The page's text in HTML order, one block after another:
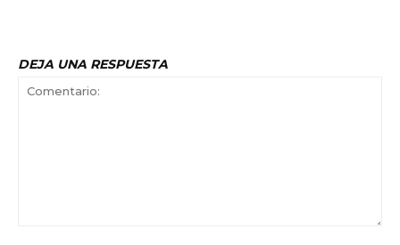
DEJA UNA RESPUESTA